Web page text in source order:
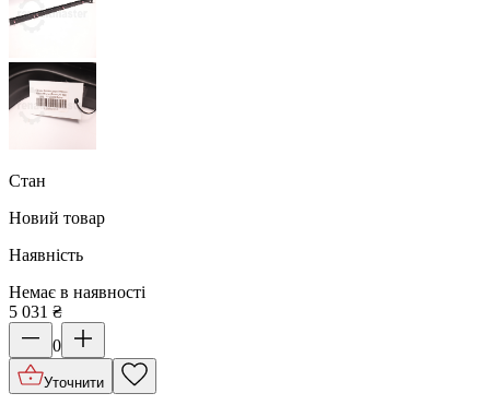
Стан
Новий товар
Наявність
Немає в наявності
5 031 ₴
0
Уточнити